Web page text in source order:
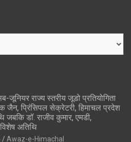
जूनियर राज्य स्तरीय जूडो प्रतियोगिता
जैन, प्रिंसिपल सेक्रेटरी, हिमाचल प्रदेश
जबकि डॉ. राजीव कुमार, एमडी,
अतिथि
Awaz-e-Himachal